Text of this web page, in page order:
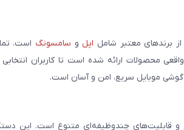
برندهای معتبر شامل اپل و سامسونگ است.
محصولات ارائه شده است تا کاربران انتخابی
موبایل سریع، امن و آسان است.
قابلیت‌های چندوظیفه‌ای متنوع است. این